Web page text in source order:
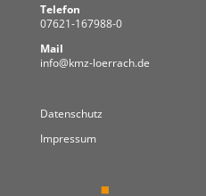
Telefon
07621-167988-0
Mail
info@kmz-loerrach.de
Datenschutz
Impressum